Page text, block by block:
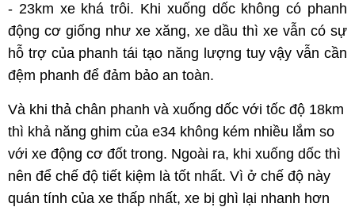
- 23km xe khá trôi. Khi xuống dốc không có phanh
động cơ giống như xe xăng, xe dầu thì xe vẫn có sự
hỗ trợ của phanh tái tạo năng lượng tuy vậy vẫn cần
đệm phanh để đảm bảo an toàn.
Và khi thả chân phanh và xuống dốc với tốc độ 18km
thì khả năng ghim của e34 không kém nhiều lắm so
với xe động cơ đốt trong. Ngoài ra, khi xuống dốc thì
nên để chế độ tiết kiệm là tốt nhất. Vì ở chế độ này
quán tính của xe thấp nhất, xe bị ghì lại nhanh hơn